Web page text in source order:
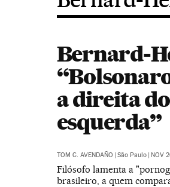
Bernard-
a direita
esquerda”
TOM C. AVENDAÑO | São Paulo | NOV
Filósofo lamenta a
brasileiro, a quem